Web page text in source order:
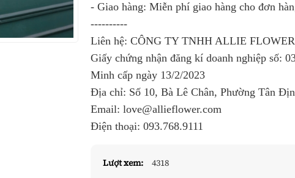
- Giao hàng: Miễn phí giao hàng cho đơn
----------
Liên hệ: CÔNG TY TNHH ALLIE
Giấy chứng nhận đăng kí doanh nghiệp số:
Minh cấp ngày 13/2/2023
Địa chỉ: Số 10, Bà Lê Chân, Phường Tân
Email: love@allieflower.com
Điện thoại: 093.768.9111
Lượt xem: 4318